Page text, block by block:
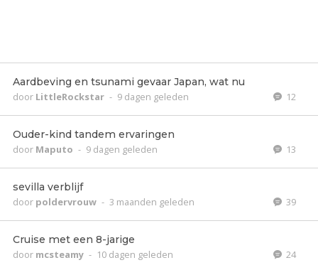
Aardbeving en tsunami gevaar Japan, wat nu
door LittleRockstar - 9 dagen geleden 12
Ouder-kind tandem ervaringen
door Maputo - 9 dagen geleden 13
sevilla verblijf
door poldervrouw - 3 maanden geleden 39
Cruise met een 8-jarige
door mcsteamy - 10 dagen geleden 24